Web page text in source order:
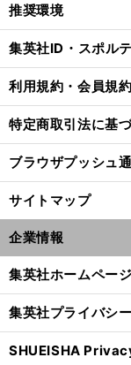
推奨環境
集英社ID・スポル
利用規約・会員規約
特定商取引法に基
ブラウザプッシュ
サイトマップ
企業情報
集英社ホームページ
集英社プライバシ
SHUEISHA